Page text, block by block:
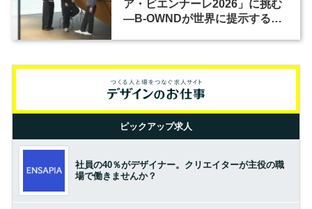
ア・ビエンナーレ2026」に挑む
―B-OWNDが世界に提示する美
ピックアップ求人
社員の40％がデザイナー。クリエイターが主役の職
場で働きませんか？